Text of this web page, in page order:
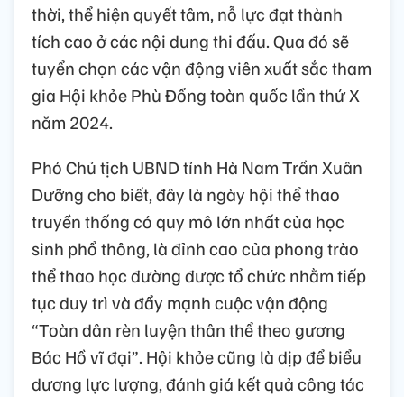
thời, thể hiện quyết tâm, nỗ lực đạt thành
tích cao ở các nội dung thi đấu. Qua đó sẽ
tuyển chọn các vận động viên xuất sắc tham
gia Hội khỏe Phù Đổng toàn quốc lần thứ X
năm 2024.
Phó Chủ tịch UBND tỉnh Hà Nam Trần Xuân
Dưỡng cho biết, đây là ngày hội thể thao
truyền thống có quy mô lớn nhất của học
sinh phổ thông, là đỉnh cao của phong trào
thể thao học đường được tổ chức nhằm tiếp
tục duy trì và đẩy mạnh cuộc vận động
“Toàn dân rèn luyện thân thể theo gương
Bác Hồ vĩ đại”. Hội khỏe cũng là dịp để biểu
dương lực lượng, đánh giá kết quả công tác